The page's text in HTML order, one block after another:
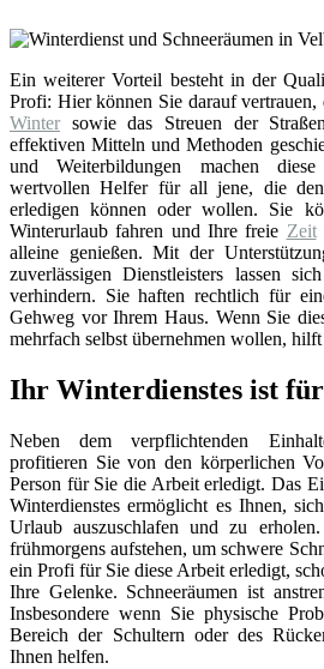
Ein weiterer Vorteil besteht in der
Profi: Hier können Sie darauf vertrauen,
Winter sowie das Streuen der
effektiven Mitteln und Methoden
und Weiterbildungen machen
wertvollen Helfer für all jene, die
erledigen können oder wollen. Sie
Winterurlaub fahren und Ihre freie Zeit
alleine genießen. Mit der
zuverlässigen Dienstleisters lassen
verhindern. Sie haften rechtlich für
Gehweg vor Ihrem Haus. Wenn Sie
mehrfach selbst übernehmen wollen,
Ihr Winterdienstes ist für
Neben dem verpflichtenden
profitieren Sie von den körperlichen
Person für Sie die Arbeit erledigt. Das
Winterdienstes ermöglicht es Ihnen,
Urlaub auszuschlafen und zu
frühmorgens aufstehen, um schwere
ein Profi für Sie diese Arbeit erledigt,
Ihre Gelenke. Schneeräumen ist
Insbesondere wenn Sie physische
Bereich der Schultern oder des
Ihnen helfen.